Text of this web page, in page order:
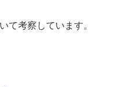
て考察しています。